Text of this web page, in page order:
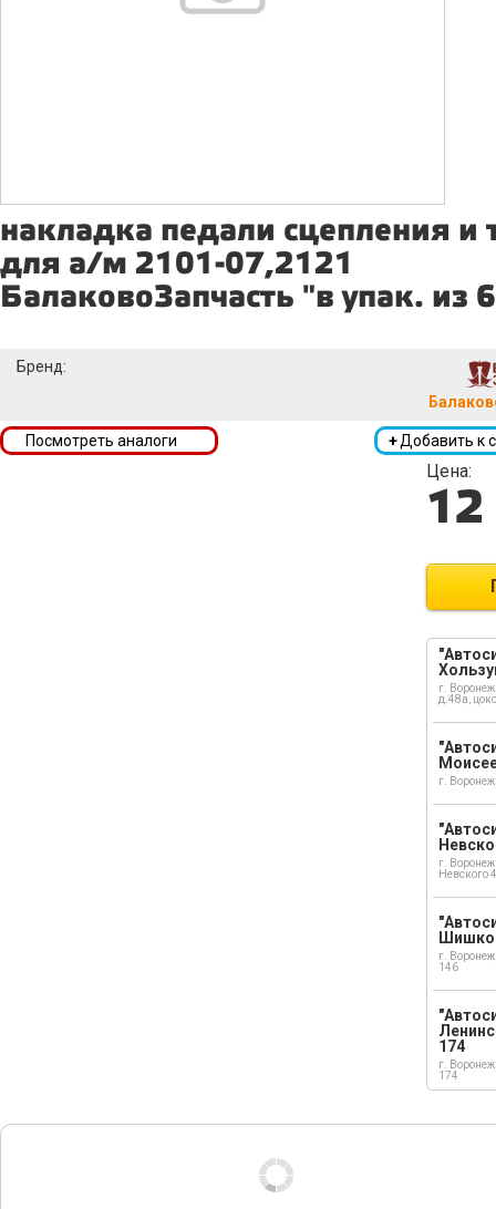
накладка педали сцепления и
для а/м 2101-07,2121
БалаковоЗапчасть "в упак. из
Бренд:
+Добавить к
Посмотреть аналоги
Цена:
12
г.
д.48а,
г.
г.
Невского
г.
146
174
г.
174